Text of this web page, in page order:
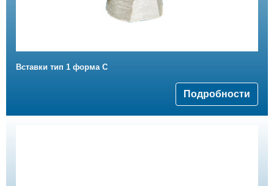
Вставки тип 1 форма C
Подробности